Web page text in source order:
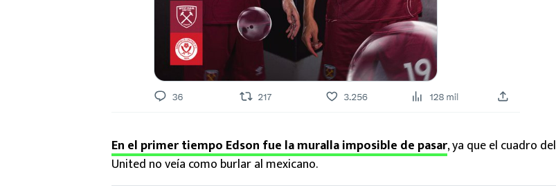
En el primer tiempo Edson fue la muralla imposible de pasar, ya que el cuadro del
United no veía como burlar al mexicano.